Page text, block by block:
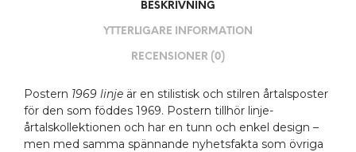
BESKRIVNING
YTTERLIGARE INFORMATION
RECENSIONER (0)
Postern 1969 linje är en stilistisk och stilren årtalsposter
för den som föddes 1969. Postern tillhör linje-
årtalskollektionen och har en tunn och enkel design –
men med samma spännande nyhetsfakta som övriga